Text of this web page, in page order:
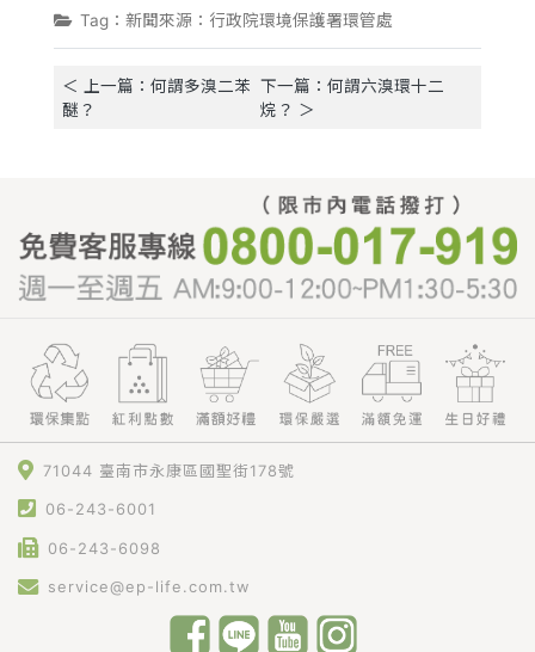
Tag：新聞來源：行政院環境保護署環管處
＜ 上一篇：何謂多溴二苯
醚？
下一篇：何謂六溴環十二
烷？ ＞
71044 臺南市永康區國聖街178號
06-243-6001
06-243-6098
service@ep-life.com.tw